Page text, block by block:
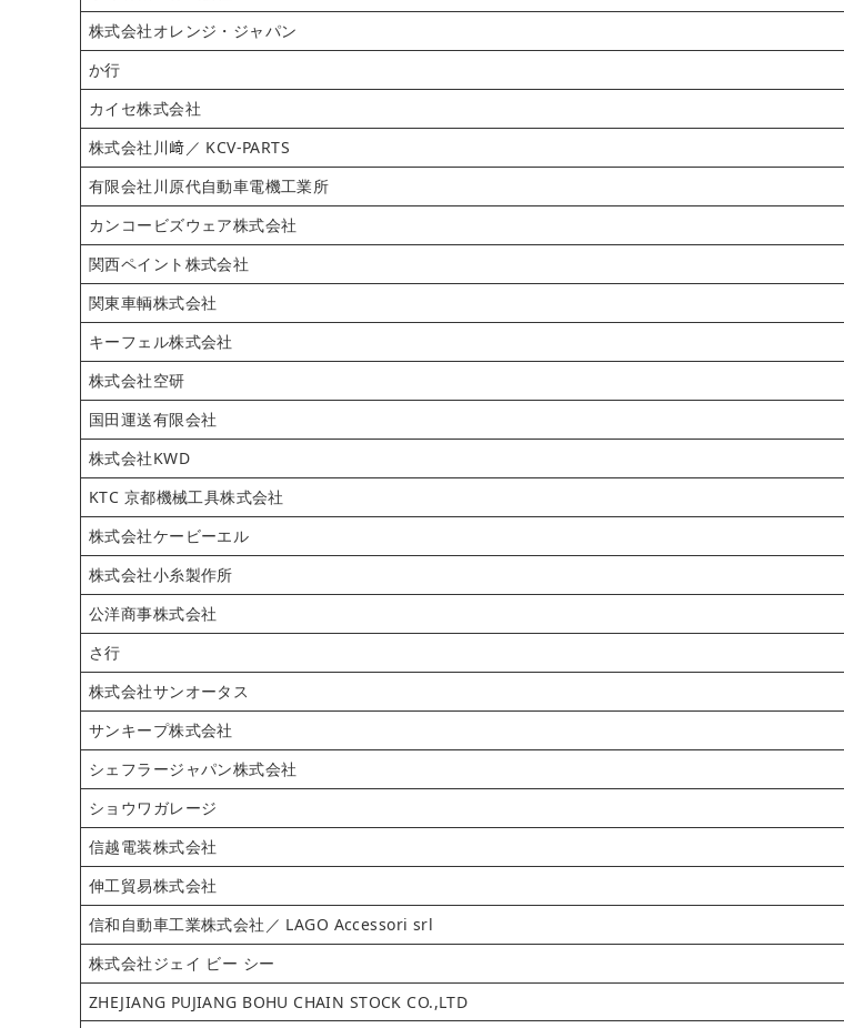
株式会社オレンジ・ジャパン
か行
カイセ株式会社
株式会社川﨑／ KCV-PARTS
有限会社川原代自動車電機工業所
カンコービズウェア株式会社
関西ペイント株式会社
関東車輌株式会社
キーフェル株式会社
株式会社空研
国田運送有限会社
株式会社KWD
KTC 京都機械工具株式会社
株式会社ケービーエル
株式会社小糸製作所
公洋商事株式会社
さ行
株式会社サンオータス
サンキープ株式会社
シェフラージャパン株式会社
ショウワガレージ
信越電装株式会社
伸工貿易株式会社
信和自動車工業株式会社／ LAGO Accessori srl
株式会社ジェイ ビー シー
ZHEJIANG PUJIANG BOHU CHAIN STOCK CO.,LTD